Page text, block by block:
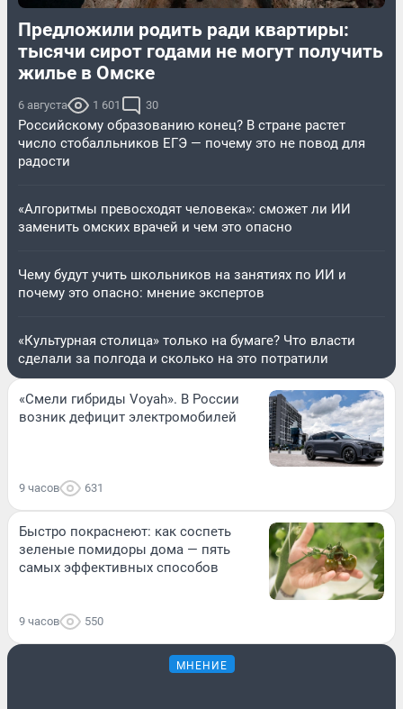
Предложили родить ради квартиры:
тысячи сирот годами не могут получить
жилье в Омске
6 августа 1 601 30
Российскому образованию конец? В стране растет
число стобалльников ЕГЭ — почему это не повод для
радости
«Алгоритмы превосходят человека»: сможет ли ИИ
заменить омских врачей и чем это опасно
Чему будут учить школьников на занятиях по ИИ и
почему это опасно: мнение экспертов
«Культурная столица» только на бумаге? Что власти
сделали за полгода и сколько на это потратили
«Смели гибриды Voyah». В России
возник дефицит электромобилей
9 часов 631
Быстро покраснеют: как соспеть
зеленые помидоры дома — пять
самых эффективных способов
9 часов 550
МНЕНИЕ